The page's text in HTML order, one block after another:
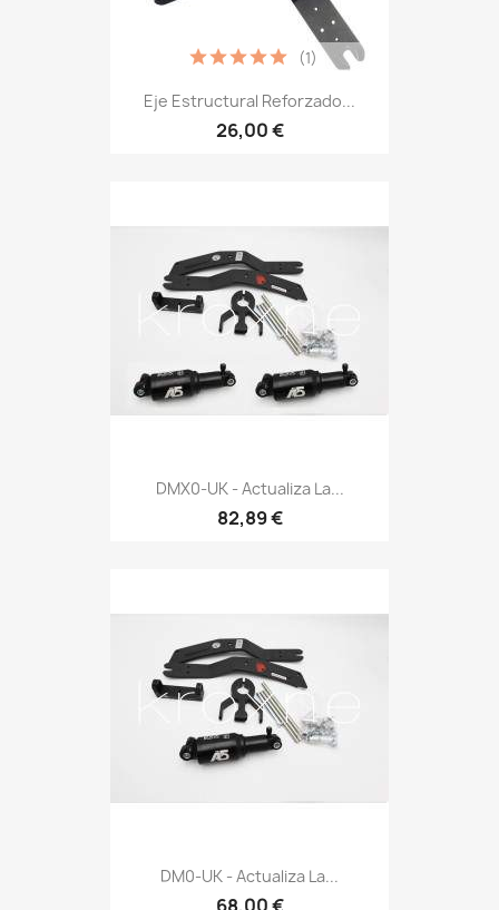
Eje Estructural Reforzado...
26,00 €
(1)
DMX0-UK - Actualiza La...
82,89 €
DM0-UK - Actualiza La...